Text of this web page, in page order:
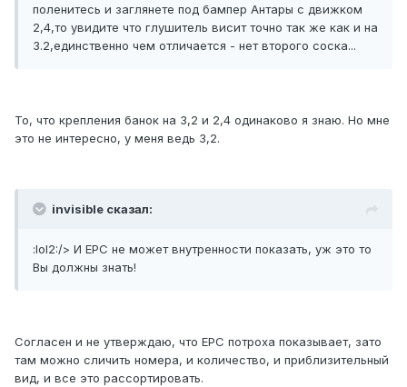
поленитесь и заглянете под бампер Антары с движком
2,4,то увидите что глушитель висит точно так же как и на
3.2,единственно чем отличается - нет второго соска...
То, что крепления банок на 3,2 и 2,4 одинаково я знаю. Но мне
это не интересно, у меня ведь 3,2.
invisible сказал:
:lol2:/> И ЕРС не может внутренности показать, уж это то
Вы должны знать!
Согласен и не утверждаю, что EPC потроха показывает, зато
там можно сличить номера, и количество, и приблизительный
вид, и все это рассортировать.